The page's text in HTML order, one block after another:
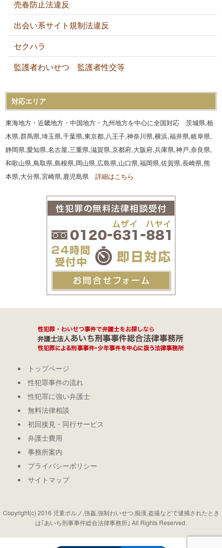
売春防止法違反
出会い系サイト規制法違反
セクハラ
監護者わいせつ 監護者性交等
対応エリア
東海地方・近畿地方・中国地方・九州地方を中心に全国対応 茨城県,栃
木県,群馬県,埼玉県,千葉県,東京都,八王子,神奈川県,横浜,福井県,岐阜県,
静岡県,愛知県,名古屋,三重県,滋賀県,京都府,大阪府,兵庫県,神戸,奈良県,
和歌山県,鳥取県,島根県,岡山県,広島県,山口県,福岡県,佐賀県,長崎県,熊
本県,大分県,宮崎県,鹿児島県詳細はこちら
トップページ
性犯罪事件の流れ
性犯罪に強い弁護士
無料法律相談
初回接見・同行サービス
弁護士費用
事務所案内
プライバシーポリシー
サイトマップ
Copyright(c) 2016 児童ポルノ,強姦,強制わいせつ,痴漢,盗撮などで逮捕されたとき
は｢あいち刑事事件総合法律事務所｣ All Rights Reserved.